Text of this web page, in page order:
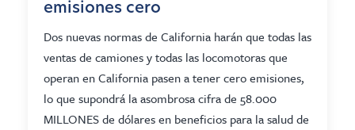
emisiones cero
Dos nuevas normas de California harán que todas las
ventas de camiones y todas las locomotoras que
operan en California pasen a tener cero emisiones,
lo que supondrá la asombrosa cifra de 58.000
MILLONES de dólares en beneficios para la salud de